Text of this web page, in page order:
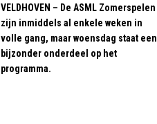
VELDHOVEN – De ASML Zomerspelen
zijn inmiddels al enkele weken in
volle gang, maar woensdag staat een
bijzonder onderdeel op het
programma.